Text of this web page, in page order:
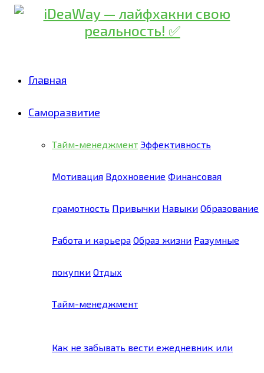
Главная
Саморазвитие
Тайм-менеджмент Эффективность
Мотивация Вдохновение Финансовая
грамотность Привычки Навыки Образование
Работа и карьера Образ жизни Разумные
покупки Отдых
Тайм-менеджмент
Как не забывать вести ежедневник или